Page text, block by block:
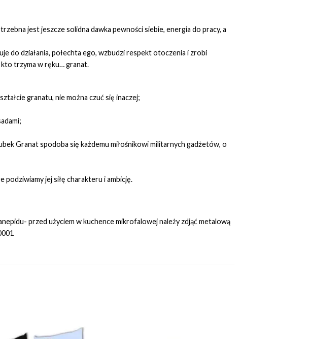
jest jeszcze solidna dawka pewności siebie, energia do pracy, a
do działania, połechta ego, wzbudzi respekt otoczenia i zrobi
kto trzyma w ręku… granat.
granatu, nie można czuć się inaczej;
Granat spodoba się każdemu miłośnikowi militarnych gadżetów, o
jej siłę charakteru i ambicję.
przed użyciem w kuchence mikrofalowej należy zdjąć metalową
Wishlist